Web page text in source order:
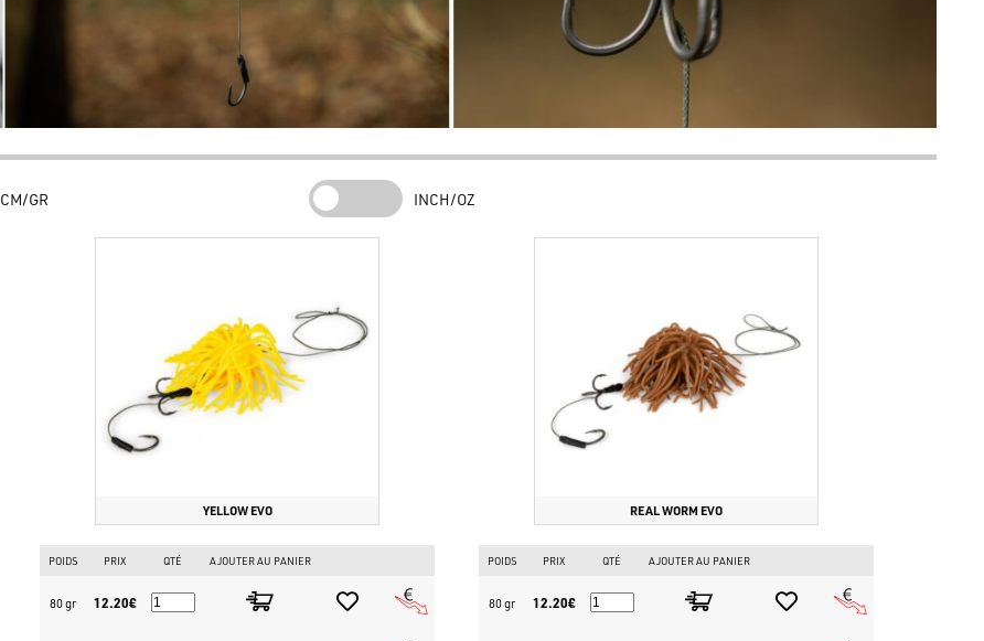
Vous trouverez tout leurre à silure Black Cat Real Worm Teaser et tous les meilleurs leurres de catfishing sur
le plus grand magasin pour la pêche des prédateurs en Europe. Avis positifs au top, le site le plus visité par les pêcheurs européens :
stock réel, prêt à l'expédition, avec plus de 50 000 articles en mise à jour continue !
Achetez dès maintenant votre Black Cat Real
CM/GR INCH/OZ
YELLOW EVO
POIDS PRIX QTÉ AJOUTER AU PANIER
80 gr 12.20€
REAL WORM EVO
POIDS PRIX QTÉ AJOUTER AU PANIER
80 gr 12.20€